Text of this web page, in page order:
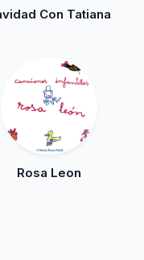
Con Tatiana
Rosa Leon